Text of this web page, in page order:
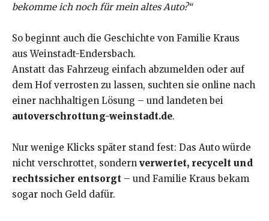
bekomme ich noch für mein altes Auto?“
So beginnt auch die Geschichte von Familie Kraus
aus Weinstadt-Endersbach.
Anstatt das Fahrzeug einfach abzumelden oder auf
dem Hof verrosten zu lassen, suchten sie online nach
einer nachhaltigen Lösung – und landeten bei
autoverschrottung-weinstadt.de.
Nur wenige Klicks später stand fest: Das Auto würde
nicht verschrottet, sondern verwertet, recycelt und
rechtssicher entsorgt – und Familie Kraus bekam
sogar noch Geld dafür.